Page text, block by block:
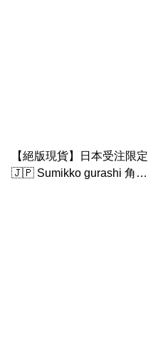
【絕版現貨】日本受注限定
🇯🇵 Sumikko gurashi 角落